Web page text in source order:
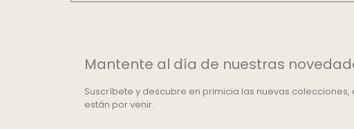
Mantente al día de nuestras
Suscríbete y descubre en primicia las nuevas colecciones,
están por venir.